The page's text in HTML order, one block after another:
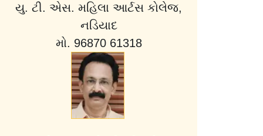
યુ. ટી. એસ. મહિલા આર્ટસ કોલેજ,
નડિયાદ
મો. 96870 61318